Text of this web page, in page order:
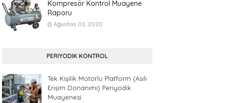
Kompresör Kontrol Muayene
Raporu
Ağustos 02, 2020
PERIYODIK KONTROL
Tek Kişilik Motorlu Platform (Asılı
Erişim Donanımı) Periyodik
Muayenesi